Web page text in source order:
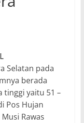
Selatan pada
berada
tinggi yaitu 51 –
Pos Hujan
Rawas